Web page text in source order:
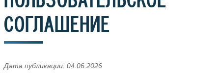
СОГЛАШЕНИЕ
Дата публикации: 04.06.2026